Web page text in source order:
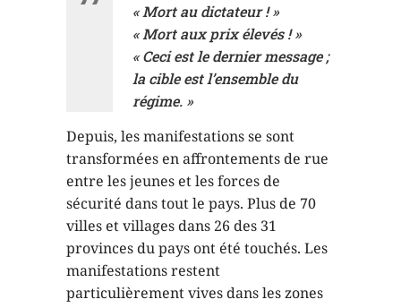
« Mort au dictateur ! »
« Mort aux prix élevés ! »
« Ceci est le dernier message ;
la cible est l’ensemble du
régime. »
Depuis, les manifestations se sont
transformées en affrontements de rue
entre les jeunes et les forces de
sécurité dans tout le pays. Plus de 70
villes et villages dans 26 des 31
provinces du pays ont été touchés. Les
manifestations restent
particulièrement vives dans les zones